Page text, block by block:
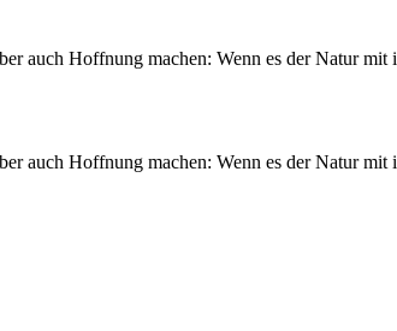
auch Hoffnung machen: Wenn es der Natur
auch Hoffnung machen: Wenn es der Natur